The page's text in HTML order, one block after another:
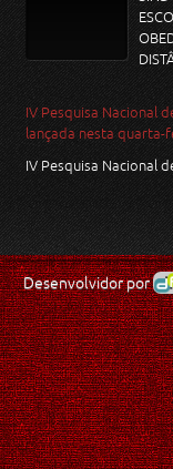
IV Pesquisa Nacional
lançada nesta quarta-
IV Pesquisa Nacional
Desenvolvidor por